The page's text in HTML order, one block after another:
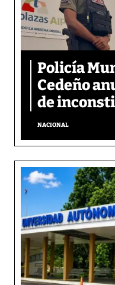
Policía
Cedeño
de
NACIONAL